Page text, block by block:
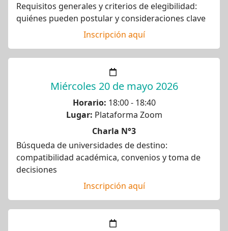
Requisitos generales y criterios de elegibilidad:
quiénes pueden postular y consideraciones clave
Inscripción aquí
Miércoles 20 de mayo 2026
Horario: 18:00 - 18:40
Lugar: Plataforma Zoom
Charla N°3
Búsqueda de universidades de destino:
compatibilidad académica, convenios y toma de
decisiones
Inscripción aquí